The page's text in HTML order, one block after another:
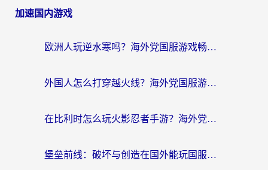
加速国内游戏
欧洲人玩逆水寒吗？海外党国服游戏畅玩终极指南（附低延迟秘籍）
外国人怎么打穿越火线？海外党国服游戏加速器终极攻略（附3大热门游戏解决方案）
在比利时怎么玩火影忍者手游？海外党亲测有效的国服游戏加速指南
堡垒前线：破坏与创造在国外能玩国服吗？海外玩家国服畅玩终极指南